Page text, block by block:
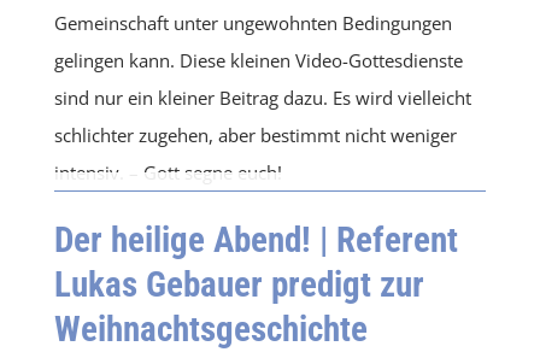
Gemeinschaft unter ungewohnten Bedingungen
gelingen kann. Diese kleinen Video-Gottesdienste
sind nur ein kleiner Beitrag dazu. Es wird vielleicht
schlichter zugehen, aber bestimmt nicht weniger
intensiv. – Gott segne euch!
Der heilige Abend! | Referent
Lukas Gebauer predigt zur
Weihnachtsgeschichte